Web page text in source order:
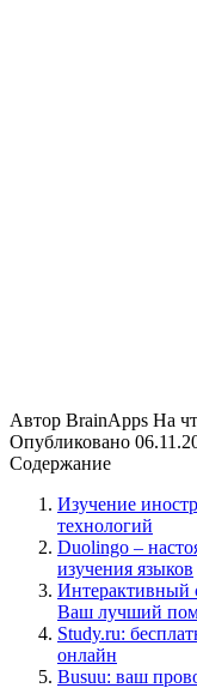
Автор BrainApps На
Опубликовано
Содержание
Изучение
технологий
Duolingo –
изучения языков
Интерактивный
Ваш лучший
Study.ru:
онлайн
Busuu: ваш